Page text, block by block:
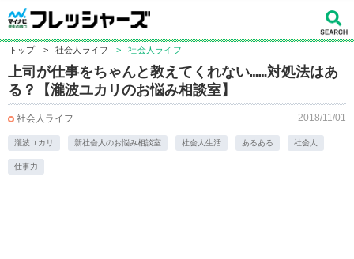
トップ > 社会人ライフ > 社会人ライフ
上司が仕事をちゃんと教えてくれない……対処法はあ
る？【瀧波ユカリのお悩み相談室】
社会人ライフ 2018/11/01
瀧波ユカリ 新社会人のお悩み相談室 社会人生活 あるある 社会人
仕事力